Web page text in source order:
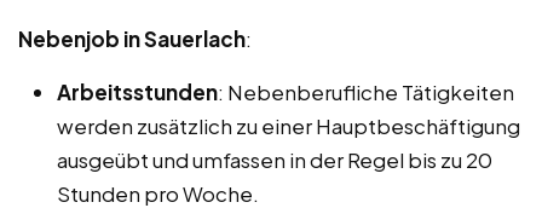
Nebenjob in Sauerlach:
Arbeitsstunden: Nebenberufliche Tätigkeiten
werden zusätzlich zu einer Hauptbeschäftigung
ausgeübt und umfassen in der Regel bis zu 20
Stunden pro Woche.